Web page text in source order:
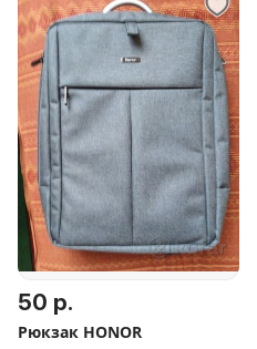
50 р.
Рюкзак HONOR